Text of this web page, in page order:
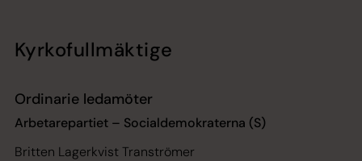
Kyrkofullmäktige
Ordinarie ledamöter
Arbetarepartiet – Socialdemokraterna (S)
Britten Lagerkvist Tranströmer